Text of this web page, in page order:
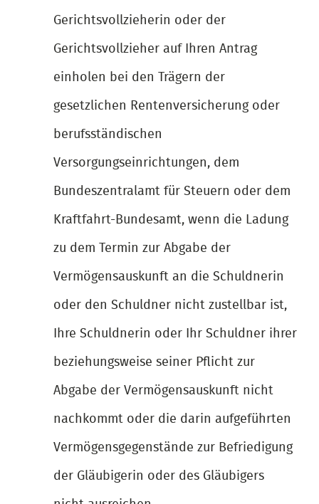
Gerichtsvollzieherin oder der
Gerichtsvollzieher auf Ihren Antrag
einholen bei den Trägern der
gesetzlichen Rentenversicherung oder
berufsständischen
Versorgungseinrichtungen, dem
Bundeszentralamt für Steuern oder dem
Kraftfahrt-Bundesamt, wenn die Ladung
zu dem Termin zur Abgabe der
Vermögensauskunft an die Schuldnerin
oder den Schuldner nicht zustellbar ist,
Ihre Schuldnerin oder Ihr Schuldner ihrer
beziehungsweise seiner Pflicht zur
Abgabe der Vermögensauskunft nicht
nachkommt oder die darin aufgeführten
Vermögensgegenstände zur Befriedigung
der Gläubigerin oder des Gläubigers